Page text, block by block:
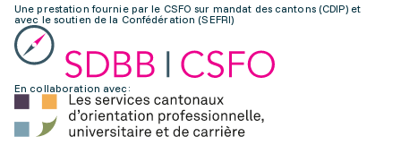
Une prestation fournie par le CSFO sur mandat des cantons (CDIP) et
avec le soutien de la Confédération (SEFRI)
En collaboration avec: